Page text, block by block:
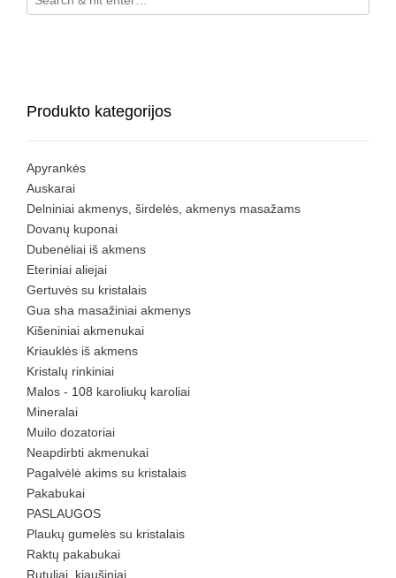
Produkto kategorijos
Apyrankės
Auskarai
Delniniai akmenys, širdelės, akmenys masažams
Dovanų kuponai
Dubenėliai iš akmens
Eteriniai aliejai
Gertuvės su kristalais
Gua sha masažiniai akmenys
Kišeniniai akmenukai
Kriauklės iš akmens
Kristalų rinkiniai
Malos - 108 karoliukų karoliai
Mineralai
Muilo dozatoriai
Neapdirbti akmenukai
Pagalvėlė akims su kristalais
Pakabukai
PASLAUGOS
Plaukų gumelės su kristalais
Raktų pakabukai
Rutuliai, kiaušiniai